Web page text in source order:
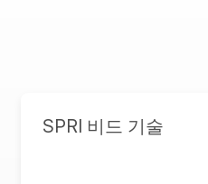
SPRI 비드 기술